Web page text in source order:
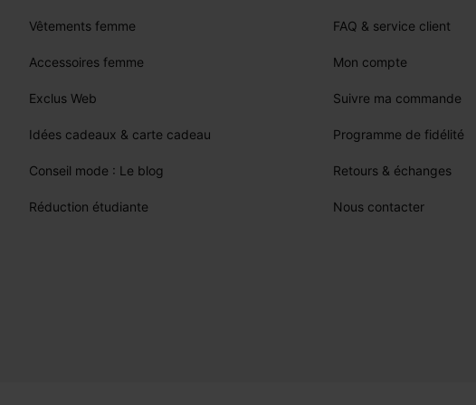
Pliez votre foulard léopard pour
Vêtements femme
Accessoires femme
Exclus Web
Idées cadeaux & carte cadeau
Conseil mode : Le blog
Réduction étudiante
FAQ & service client
Mon compte
Suivre ma commande
Programme de fidélité
Retours & échanges
Nous contacter